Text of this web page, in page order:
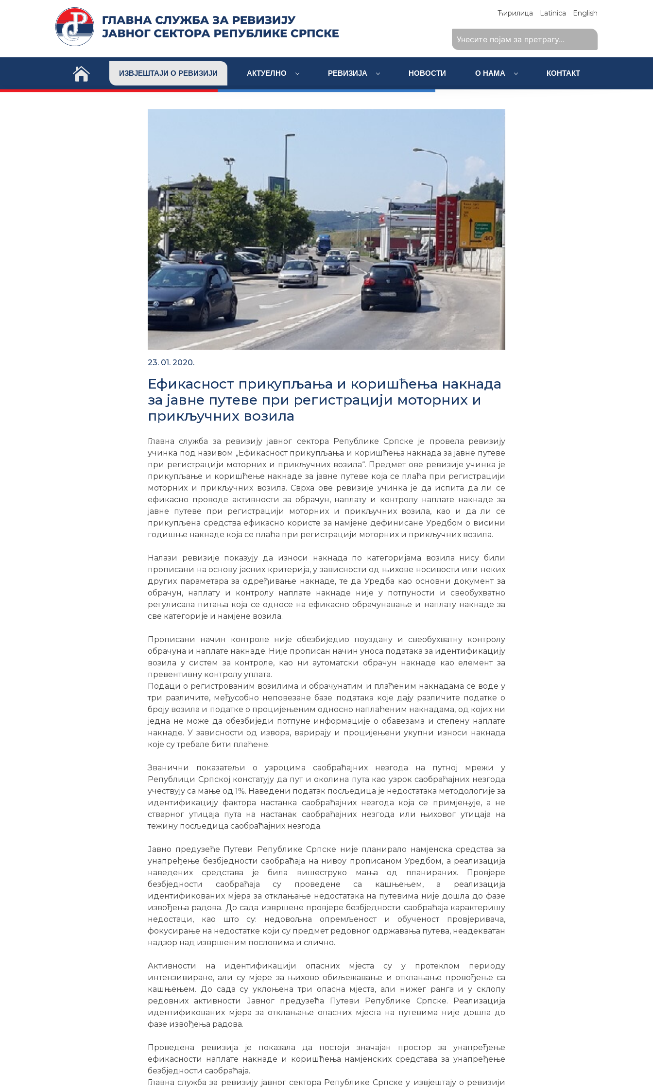
Ћирилица Latinica English
ИЗВЈЕШТАЈИ О РЕВИЗИЈИ АКТУЕЛНО РЕВИЗИЈА НОВОСТИ О НАМА КОНТАКТ
23. 01. 2020.
Ефикасност прикупљања и коришћења накнада
за јавне путеве при регистрацији моторних и
прикључних возила
Главна служба за ревизију јавног сектора Републике Српске је провела ревизију
учинка под називом „Ефикасност прикупљања и коришћења накнада за јавне путеве
при регистрацији моторних и прикључних возила“. Предмет ове ревизије учинка je
прикупљање и коришћење накнаде за јавне путеве која се плаћа при регистрацији
моторних и прикључних возила. Сврха ове ревизије учинка је да испита да ли се
ефикасно проводе активности за обрачун, наплату и контролу наплате накнаде за
јавне путеве при регистрацији моторних и прикључних возила, као и да ли се
прикупљена средства ефикасно користе за намјене дефинисане Уредбом о висини
годишње накнаде која се плаћа при регистрацији моторних и прикључних возила.
Налази ревизије показују да износи накнада по категоријама возила нису били
прописани на основу јасних критерија, у зависности од њихове носивости или неких
других параметара за одређивање накнаде, те да Уредба као основни документ за
обрачун, наплату и контролу наплате накнаде није у потпуности и свеобухватно
регулисала питања која се односе на ефикасно обрачунавање и наплату накнаде за
све категорије и намјене возила.
Прописани начин контроле није обезбиједио поуздану и свеобухватну контролу
обрачуна и наплате накнаде. Није прописан начин уноса података за идентификацију
возила у систем за контроле, као ни аутоматски обрачун накнаде као елемент за
превентивну контролу уплата.
Подаци о регистрованим возилима и обрачунатим и плаћеним накнадама се воде у
три различите, међусобно неповезане базе података које дају различите податке о
броју возила и податке о процијењеним односно наплаћеним накнадама, од којих ни
једна не може да обезбиједи потпуне информације о обавезама и степену наплате
накнаде. У зависности од извора, варирају и процијењени укупни износи накнада
које су требале бити плаћене.
Званични показатељи о узроцима саобраћајних незгода на путној мрежи у
Републици Српској констатују да пут и околина пута као узрок саобраћајних незгода
учествују са мање од 1%. Наведени податак посљедица је недостатака методологије за
идентификацију фактора настанка саобраћајних незгода која се примјењује, а не
стварног утицаја пута на настанак саобраћајних незгода или њиховог утицаја на
тежину посљедица саобраћајних незгода.
Јавно предузеће Путеви Републике Српске није планирало намјенска средства за
унапређење безбједности саобраћаја на нивоу прописаном Уредбом, а реализација
наведених средстава је била вишеструко мања од планираних. Провјере
безбједности саобраћаја су проведене са кашњењем, а реализацијa
идентификованих мјера за отклањање недостатака на путевима није дошла до фазе
извођења радова. До сада извршене провјере безбједности саобраћаја карактеришу
недостаци, као што су: недовољна опремљеност и обученост провјеривача,
фокусирање на недостатке који су предмет редовног одржавања путева, неадекватан
надзор над извршеним пословима и слично.
Активности на идентификацији опасних мјеста су у протеклом периоду
интензивиране, али су мјере за њихово обиљежавање и отклањање провођење са
кашњењем. До сада су уклоњена три опасна мјеста, али нижег ранга и у склопу
редовних активности Јавног предузећа Путеви Републике Српске. Реализацијa
идентификованих мјера за отклањање опасних мјеста на путевима није дошла до
фазе извођења радова.
Проведена ревизија је показала да постоји значајан простор за унапређење
ефикасности наплате накнаде и коришћења намјенских средстава за унапређење
безбједности саобраћаја.
Главна служба за ревизију јавног сектора Републике Српске у извјештају о ревизији